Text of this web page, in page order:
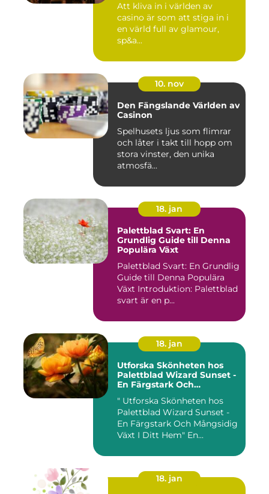
Att kliva in i världen av
casino är som att stiga in i
en värld full av glamour,
sp&a...
10. nov
Den Fängslande Världen av
Casinon
Spelhusets ljus som flimrar
och låter i takt till hopp om
stora vinster, den unika
atmosfä...
18. jan
Palettblad Svart: En
Grundlig Guide till Denna
Populära Växt
Palettblad Svart: En Grundlig
Guide till Denna Populära
Växt Introduktion: Palettblad
svart är en p...
18. jan
Utforska Skönheten hos
Palettblad Wizard Sunset -
En Färgstark Och
" Utforska Skönheten hos
Palettblad Wizard Sunset -
En Färgstark Och Mångsidig
Växt I Ditt Hem" En...
18. jan